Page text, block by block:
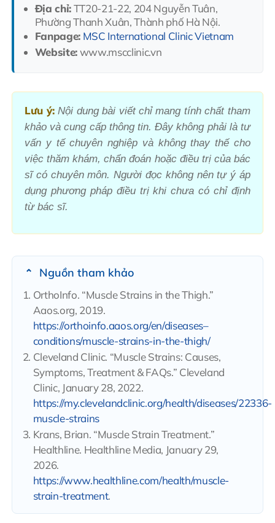
Địa chỉ:TT20-21-22, 204 Nguyễn Tuân,
Phường Thanh Xuân, Thành phố Hà Nội.
Fanpage: MSC International Clinic Vietnam
Website:www.mscclinic.vn
Lưu ý:Nội dung bài viết chỉ mang tính chất tham
khảo và cung cấp thông tin. Đây không phải là tư
vấn y tế chuyên nghiệp và không thay thế cho
việc thăm khám, chẩn đoán hoặc điều trị của bác
sĩ có chuyên môn. Người đọc không nên tự ý áp
dụng phương pháp điều trị khi chưa có chỉ định
từ bác sĩ.
Nguồn tham khảo
OrthoInfo. “Muscle Strains in the Thigh.”
Aaos.org, 2019.
https://orthoinfo.aaos.org/en/diseases–
conditions/muscle-strains-in-the-thigh/
Cleveland Clinic. “Muscle Strains: Causes,
Symptoms, Treatment & FAQs.” Cleveland
Clinic, January 28, 2022.
https://my.clevelandclinic.org/health/diseases/22336-
muscle-strains
Krans, Brian. “Muscle Strain Treatment.”
Healthline. Healthline Media, January 29,
2026.
https://www.healthline.com/health/muscle-
strain-treatment.